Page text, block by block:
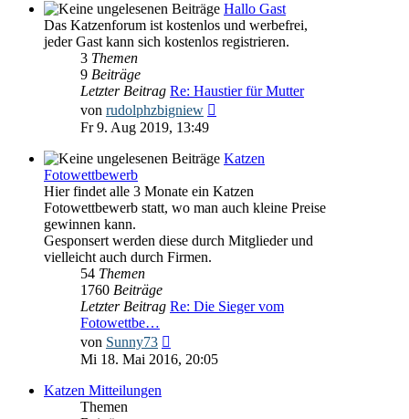
Hallo Gast
Das Katzenforum ist kostenlos und werbefrei,
jeder Gast kann sich kostenlos registrieren.
3 Themen
9 Beiträge
Letzter Beitrag Re: Haustier für Mutter
von rudolphzbigniew
Fr 9. Aug 2019, 13:49
Katzen
Fotowettbewerb
Hier findet alle 3 Monate ein Katzen
Fotowettbewerb statt, wo man auch kleine Preise
gewinnen kann.
Gesponsert werden diese durch Mitglieder und
vielleicht auch durch Firmen.
54 Themen
1760 Beiträge
Letzter Beitrag Re: Die Sieger vom
Fotowettbe…
von Sunny73
Beitrag
Mi 18. Mai 2016, 20:05
Katzen Mitteilungen
Themen